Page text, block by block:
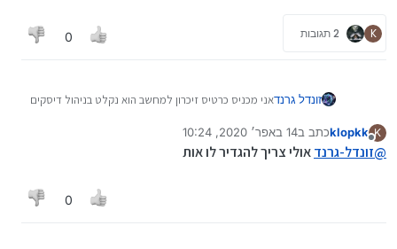
K 2 תגובות 0
זונדל גרנדאני מכניס כרטיס זיכרון למחשב הוא נקלט בניהול דיסקים
מראה שהוא תקין....
שאני שם את הכרטיס בקורא כרטיסים הוא כן נקלט וזה
K
מנותק
klopkkכתב ב14 באפר׳ 2020, 10:24
נערך לאחרונה על ידי
@זונדל-גרנדאולי צריך להגדיר לו אות
0